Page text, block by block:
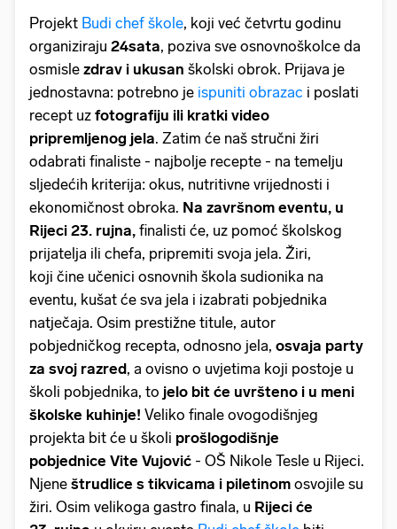
Projekt Budi chef škole, koji već četvrtu godinu
organiziraju 24sata, poziva sve osnovnoškolce da
osmisle zdrav i ukusan školski obrok. Prijava je
jednostavna: potrebno je ispuniti obrazac i poslati
recept uz fotografiju ili kratki video
pripremljenog jela. Zatim će naš stručni žiri
odabrati finaliste - najbolje recepte - na temelju
sljedećih kriterija: okus, nutritivne vrijednosti i
ekonomičnost obroka. Na završnom eventu, u
Rijeci 23. rujna, finalisti će, uz pomoć školskog
prijatelja ili chefa, pripremiti svoja jela. Žiri,
koji čine učenici osnovnih škola sudionika na
eventu, kušat će sva jela i izabrati pobjednika
natječaja. Osim prestižne titule, autor
pobjedničkog recepta, odnosno jela, osvaja party
za svoj razred, a ovisno o uvjetima koji postoje u
školi pobjednika, to jelo bit će uvršteno i u meni
školske kuhinje! Veliko finale ovogodišnjeg
projekta bit će u školi prošlogodišnje
pobjednice Vite Vujović - OŠ Nikole Tesle u Rijeci.
Njene štrudlice s tikvicama i piletinom osvojile su
žiri. Osim velikoga gastro finala, u Rijeci će